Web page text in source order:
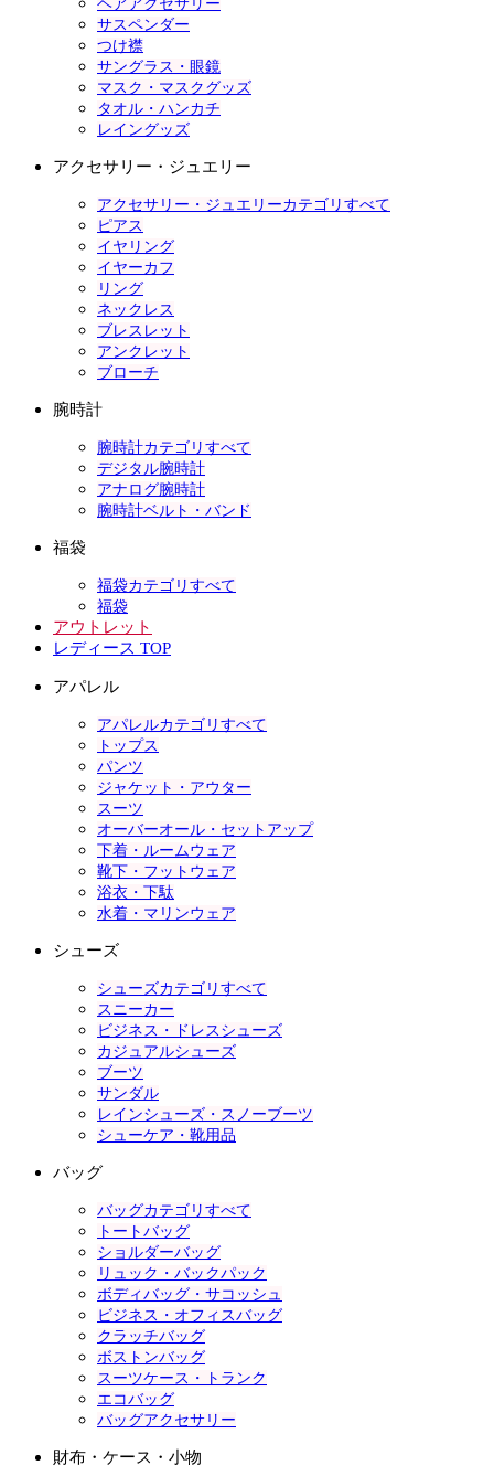
ヘアアクセサリー
サスペンダー
つけ襟
サングラス・眼鏡
マスク・マスクグッズ
タオル・ハンカチ
レイングッズ
アクセサリー・ジュエリー
アクセサリー・ジュエリーカテゴリすべて
ピアス
イヤリング
イヤーカフ
リング
ネックレス
ブレスレット
アンクレット
ブローチ
腕時計
腕時計カテゴリすべて
デジタル腕時計
アナログ腕時計
腕時計ベルト・バンド
福袋
福袋カテゴリすべて
福袋
アウトレット
レディース TOP
アパレル
アパレルカテゴリすべて
トップス
パンツ
ジャケット・アウター
スーツ
オーバーオール・セットアップ
下着・ルームウェア
靴下・フットウェア
浴衣・下駄
水着・マリンウェア
シューズ
シューズカテゴリすべて
スニーカー
ビジネス・ドレスシューズ
カジュアルシューズ
ブーツ
サンダル
レインシューズ・スノーブーツ
シューケア・靴用品
バッグ
バッグカテゴリすべて
トートバッグ
ショルダーバッグ
リュック・バックパック
ボディバッグ・サコッシュ
ビジネス・オフィスバッグ
クラッチバッグ
ボストンバッグ
スーツケース・トランク
エコバッグ
バッグアクセサリー
財布・ケース・小物